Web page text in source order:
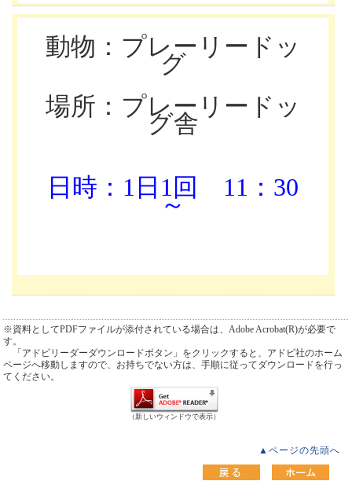
動物：プレーリードッ
グ
場所：プレーリードッ
グ舎
日時：1日1回 11：30
～
※資料としてPDFファイルが添付されている場合は、Adobe Acrobat(R)が必要で
す。
「アドビリーダーダウンロードボタン」をクリックすると、アドビ社のホーム
ページへ移動しますので、お持ちでない方は、手順に従ってダウンロードを行っ
てください。
（新しいウィンドウで表示）
▲ページの先頭へ